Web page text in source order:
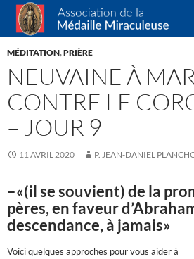
Association de la Médaille
Recherche
ALLER
AU
MÉDITATION,PRIÈRE
NEUVAINE À
CONTRE LE
– JOUR 9
11 AVRIL 2020 P. JEAN-DANIEL
–«(il se souvient) de la
pères, en faveur
descendance, à jamais»
Voici quelques approches pour vous aider à